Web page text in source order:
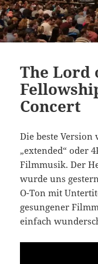
The Lord
Concert
Die beste
„extended“ oder
Filmmusik. Der
wurde uns
O-Ton mit
gesungener
einfach